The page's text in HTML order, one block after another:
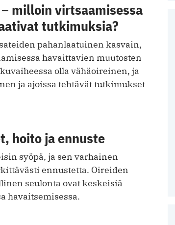
milloin virtsaamisessa
tutkimuksia?
pahanlaatuinen kasvain,
havaittavien muutosten
olla vähäoireinen, ja
ja ajoissa tehtävät tutkimukset
hoito ja ennuste
syöpä, ja sen varhainen
ennustetta. Oireiden
seulonta ovat keskeisiä
havaitsemisessa.